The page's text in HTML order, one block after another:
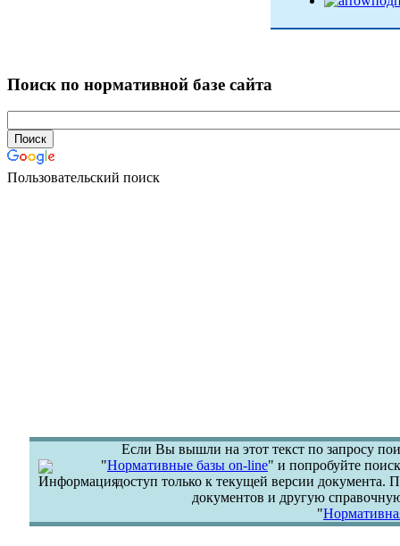
Поиск по нормативной базе сайта
Пользовательский поиск
Если Вы вышли на этот текст по запросу
"Нормативные базы on-line" и попробуйте
доступ только к текущей версии
документов и другую
"